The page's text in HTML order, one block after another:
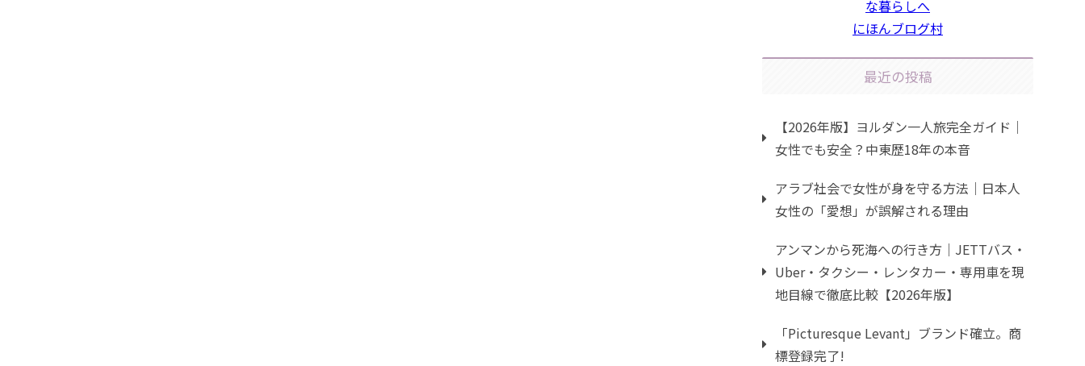
にほんブログ村
最近の投稿
【2026年版】ヨルダン一人旅完全ガイド｜
女性でも安全？中東歴18年の本音
アラブ社会で女性が身を守る方法｜日本人
女性の「愛想」が誤解される理由
アンマンから死海への行き方｜JETTバス・
Uber・タクシー・レンタカー・専用車を現
地目線で徹底比較【2026年版】
「Picturesque Levant」ブランド確立。商
標登録完了!